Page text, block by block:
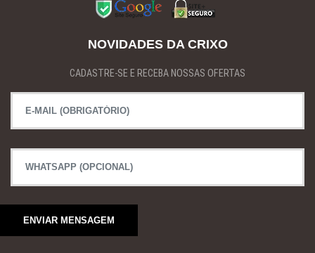
NOVIDADES DA CRIXO
CADASTRE-SE E RECEBA NOSSAS OFERTAS